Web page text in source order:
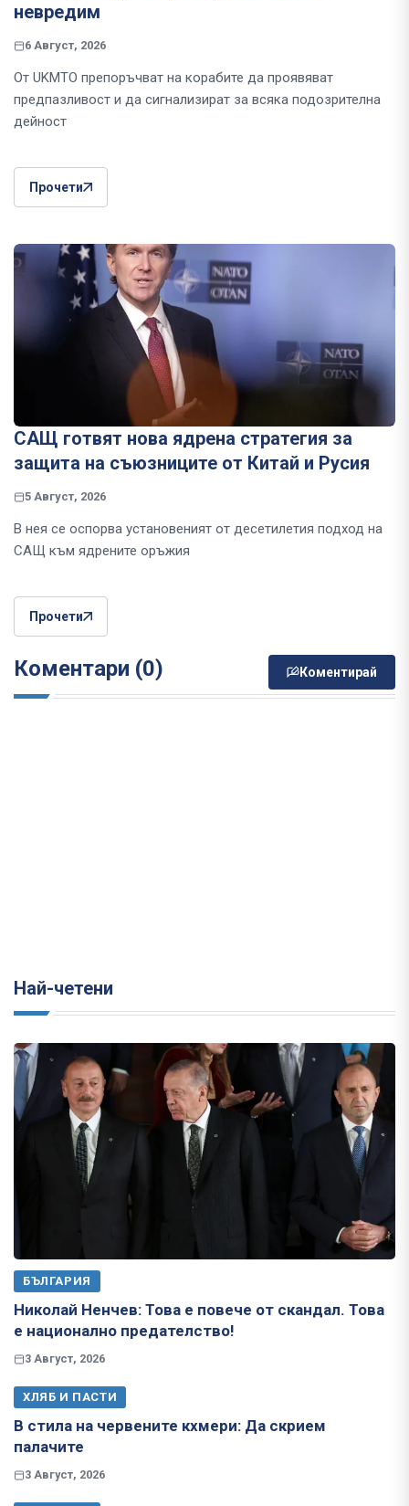
невредим
6 Август, 2026
От UKMTO препоръчват на корабите да проявяват
предпазливост и да сигнализират за всяка подозрителна
дейност
Прочети
САЩ готвят нова ядрена стратегия за
защита на съюзниците от Китай и Русия
5 Август, 2026
В нея се оспорва установеният от десетилетия подход на
САЩ към ядрените оръжия
Прочети
Коментари (0) Коментирай
Най-четени
БЪЛГАРИЯ
Николай Ненчев: Това е повече от скандал. Това
е национално предателство!
3 Август, 2026
ХЛЯБ И ПАСТИ
В стила на червените кхмери: Да скрием
палачите
3 Август, 2026